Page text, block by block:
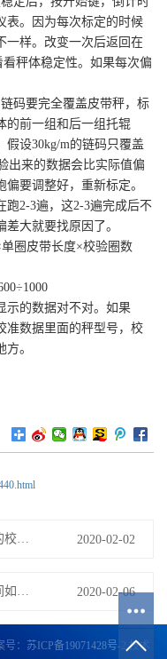
表。因为每次标定的时候
一样。改变一次后返回在
秤体稳定性。如果每次偏
码要完全覆盖皮带秤，标
的前一组和后一组托辊
设30kg/m的链码只覆盖
出来的数据会比实际值偏
要调整好，重新标定。
跑2-3遍，这2-3遍完成后不
大就要找原因了。
圈皮带长度×校验圈数
示的数据对不对。如果
准数据里面的秤型号，校
。
2020-02-02
2020-02-06
： 苏ICP备19071428号-2技术